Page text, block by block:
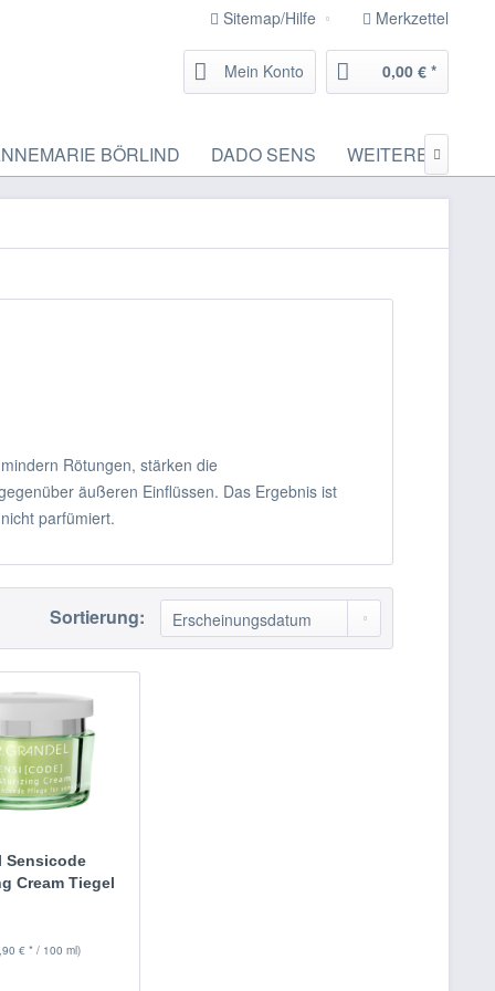
Sitemap/Hilfe Merkzettel
Mein Konto 0,00 € *
BÖRLIND DADO SENS WEITERE 
Rötungen, stärken die
äußeren Einflüssen. Das Ergebnis ist
parfümiert.
Sortierung:
Sensicode
Cream Tiegel
€ * / 100 ml)